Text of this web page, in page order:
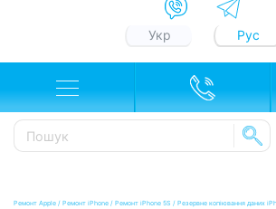
Укр Рус
Ремонт Apple / Ремонт iPhone / Ремонт iPhone 5S / Резервне копіювання даних